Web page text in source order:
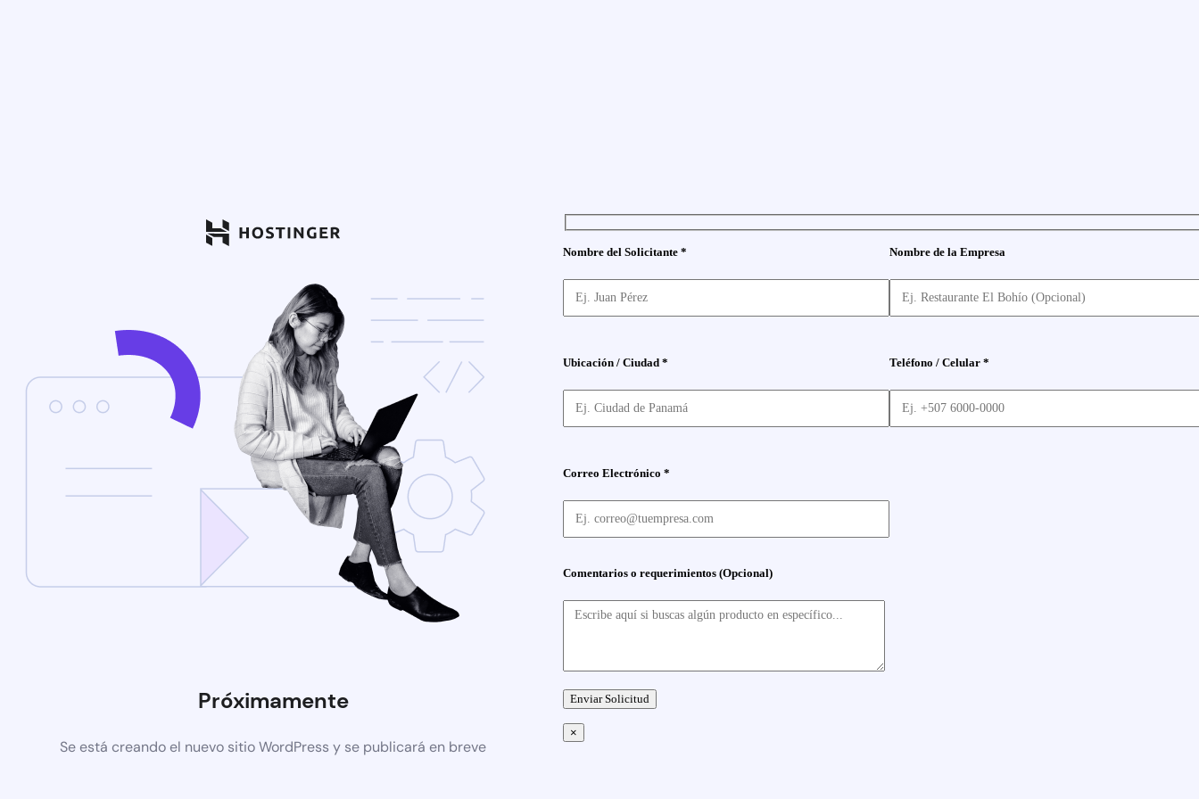
Próximamente
Se está creando el nuevo sitio WordPress y se publicará en breve
Nombre del Solicitante * Nombre de la Empresa
Ubicación / Ciudad * Teléfono / Celular *
Correo Electrónico *
Comentarios o requerimientos (Opcional)
×